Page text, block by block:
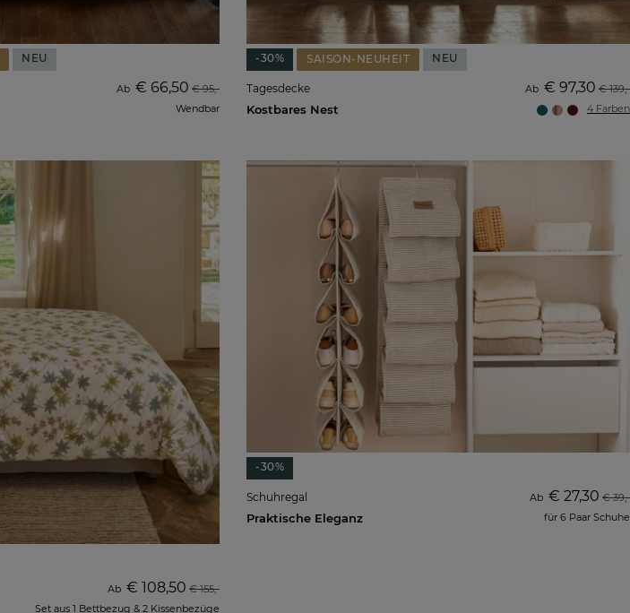
NEU
Ab € 66,50 € 95,-
Wendbar
-30% SAISON-NEUHEIT NEU
Tagesdecke
Kostbares Nest
Ab € 97,30 € 139,-
4 Farben
Ab € 108,50 € 155,-
Set aus 1 Bettbezug & 2 Kissenbezüge
-30%
Schuhregal
Praktische Eleganz
Ab € 27,30 € 39,-
für 6 Paar Schuhe